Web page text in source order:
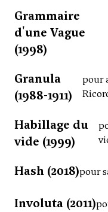
Grammaire
d'une Vague
(1998)
Granula
(1988-1911)
pour
Habillage du
vide (1999)
Hash (2018)pour
Involuta (2011)